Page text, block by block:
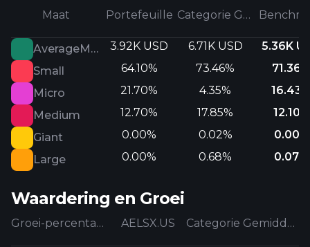
Maat Portefeuille Categorie Gemiddeld
AverageMarketCap 3.92K USD 6.71K USD
5.36K
Small
64.10% 73.46%
71.36%
Micro
21.70% 4.35%
Medium
12.70% 17.85%
12.10%
Giant
0.00% 0.02%
0.00%
Large
0.00% 0.68% 0.07%
Waardering en Groei
Groei-percentages AELSX.US Categorie Gemiddeld